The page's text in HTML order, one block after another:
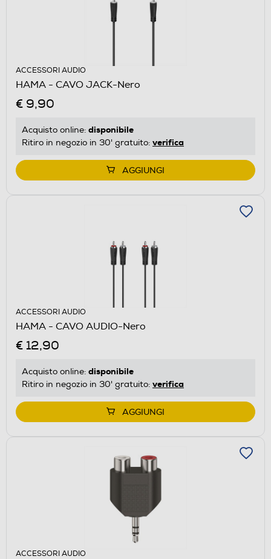
ACCESSORI AUDIO
HAMA - CAVO JACK-Nero
€ 9,90
Acquisto online: disponibile
Ritiro in negozio in 30' gratuito: verifica
AGGIUNGI
ACCESSORI AUDIO
HAMA - CAVO AUDIO-Nero
€ 12,90
Acquisto online: disponibile
Ritiro in negozio in 30' gratuito: verifica
AGGIUNGI
ACCESSORI AUDIO